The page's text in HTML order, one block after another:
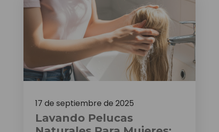
17 de septiembre de 2025
Lavando Pelucas